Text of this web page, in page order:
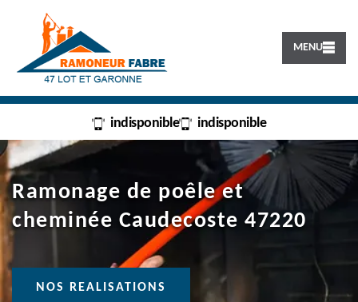
MENU
indisponible indisponible
Ramonage de poêle et
cheminée Caudecoste 47220
NOS REALISATIONS